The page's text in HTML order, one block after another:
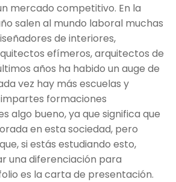
mercado competitivo. En la
salen al mundo laboral muchas
de interiores,
efímeros, arquitectos de
años ha habido un auge de
vez hay más escuelas y
formaciones
algo bueno, ya que significa que
en esta sociedad, pero
si estás estudiando esto,
una diferenciación para
es la carta de presentación.